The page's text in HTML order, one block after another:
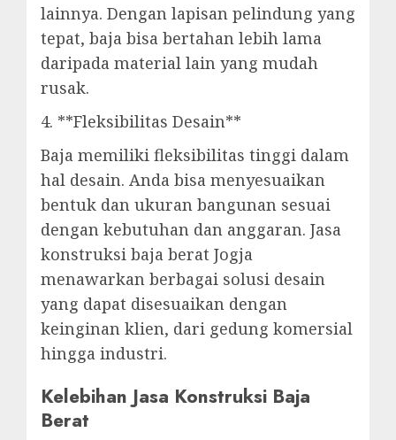
lainnya. Dengan lapisan pelindung yang
tepat, baja bisa bertahan lebih lama
daripada material lain yang mudah
rusak.
4. **Fleksibilitas Desain**
Baja memiliki fleksibilitas tinggi dalam
hal desain. Anda bisa menyesuaikan
bentuk dan ukuran bangunan sesuai
dengan kebutuhan dan anggaran. Jasa
konstruksi baja berat Jogja
menawarkan berbagai solusi desain
yang dapat disesuaikan dengan
keinginan klien, dari gedung komersial
hingga industri.
Kelebihan Jasa Konstruksi Baja
Berat